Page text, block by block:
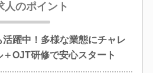
人のポイント
躍中！多様な業態にチャレ
OJT研修で安心スタート